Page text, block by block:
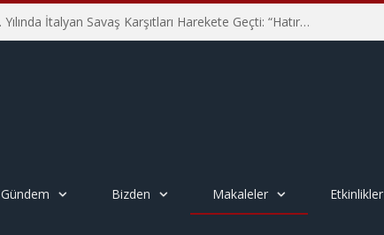
Hiroşima’nın 81. Yılında İtalyan Savaş Karşıtları Harekete Geçti: “Hatırlamak yeterli değil”
Gündem Bizden Makaleler Etkinlikler